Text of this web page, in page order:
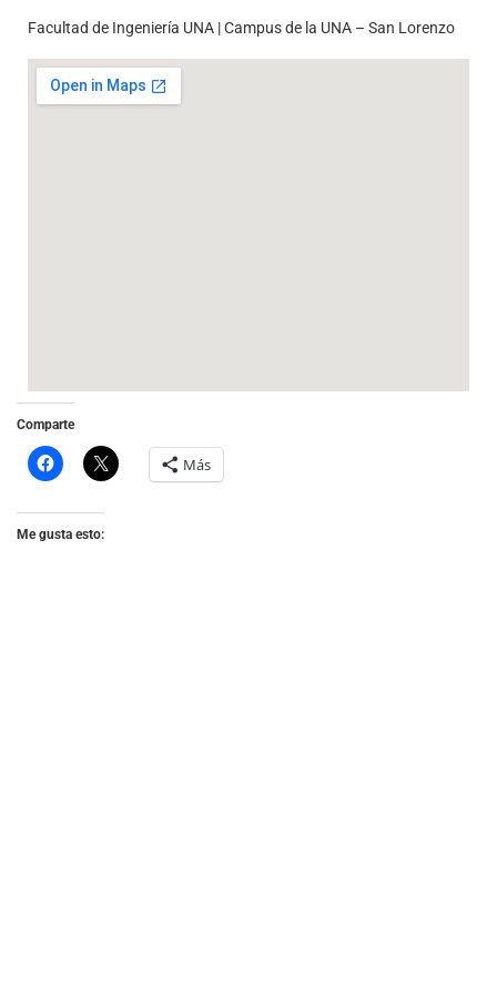
Facultad de Ingeniería UNA | Campus de la UNA – San Lorenzo
Comparte
Más
Me gusta esto: